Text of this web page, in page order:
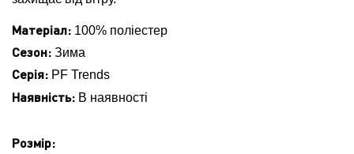
Матеріал: 100% поліестер
Сезон: Зима
Серія: PF Trends
Наявність: В наявності
Розмір: